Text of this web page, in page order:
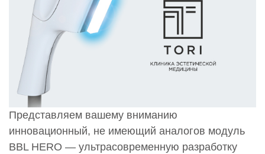
Представляем вашему вниманию
инновационный, не имеющий аналогов модуль
BBL HERO — ультрасовременную разработку